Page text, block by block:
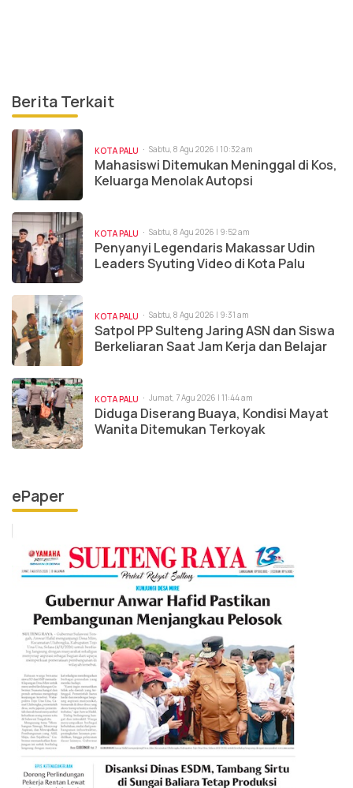
Berita Terkait
KOTA PALU Sabtu, 8 Agu 2026 | 10:32 am
Mahasiswi Ditemukan Meninggal di Kos,
Keluarga Menolak Autopsi
KOTA PALU Sabtu, 8 Agu 2026 | 9:52 am
Penyanyi Legendaris Makassar Udin
Leaders Syuting Video di Kota Palu
KOTA PALU Sabtu, 8 Agu 2026 | 9:31 am
Satpol PP Sulteng Jaring ASN dan Siswa
Berkeliaran Saat Jam Kerja dan Belajar
KOTA PALU Jumat, 7 Agu 2026 | 11:44 am
Diduga Diserang Buaya, Kondisi Mayat
Wanita Ditemukan Terkoyak
ePaper